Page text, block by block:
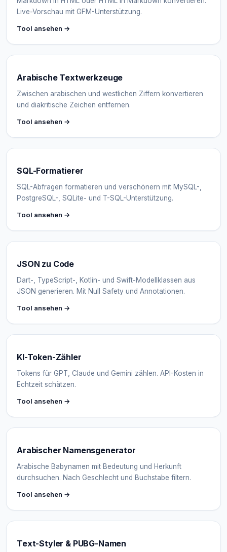
Live-Vorschau mit GFM-Unterstützung.
Tool ansehen →
Arabische Textwerkzeuge
Zwischen arabischen und westlichen Ziffern konvertieren
und diakritische Zeichen entfernen.
Tool ansehen →
SQL-Formatierer
SQL-Abfragen formatieren und verschönern mit MySQL-,
PostgreSQL-, SQLite- und T-SQL-Unterstützung.
Tool ansehen →
JSON zu Code
Dart-, TypeScript-, Kotlin- und Swift-Modellklassen aus
JSON generieren. Mit Null Safety und Annotationen.
Tool ansehen →
KI-Token-Zähler
Tokens für GPT, Claude und Gemini zählen. API-Kosten in
Echtzeit schätzen.
Tool ansehen →
Arabischer Namensgenerator
Arabische Babynamen mit Bedeutung und Herkunft
durchsuchen. Nach Geschlecht und Buchstabe filtern.
Tool ansehen →
Text-Styler & PUBG-Namen